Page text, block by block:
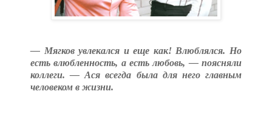
— Мягков увлекался и еще как! Влюблялся. Но
есть влюбленность, а есть любовь, — поясняли
коллеги. — Ася всегда была для него главным
человеком в жизни.